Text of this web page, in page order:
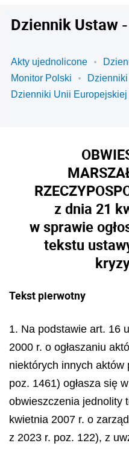
Dziennik Ustaw
Akty ujednolicone
Monitor Polski
Dzienniki Unii Europejskiej
z dnia 21
w sprawie
tekstu
Tekst pierwotny
1. Na podstawie art. 16
2000 r. o ogłaszaniu
niektórych innych aktów
poz. 1461) ogłasza się
obwieszczenia jednolity
kwietnia 2007 r. o
z 2023 r. poz. 122), z